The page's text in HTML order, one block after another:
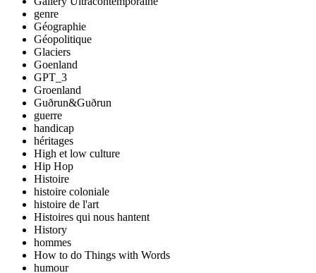
genre
Géographie
Géopolitique
Glaciers
Goenland
GPT_3
Groenland
Guðrun&Guðrun
guerre
handicap
héritages
High et low culture
Hip Hop
Histoire
histoire coloniale
histoire de l'art
Histoires qui nous hantent
History
hommes
How to do Things with Words
humour